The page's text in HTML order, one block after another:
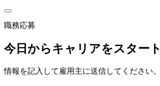
職務応募
今日からキャリアをスタート
情報を記入して雇用主に送信してください。